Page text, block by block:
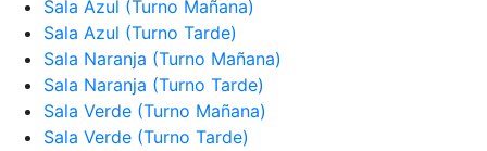
Sala Azul (Turno Mañana)
Sala Azul (Turno Tarde)
Sala Naranja (Turno Mañana)
Sala Naranja (Turno Tarde)
Sala Verde (Turno Mañana)
Sala Verde (Turno Tarde)